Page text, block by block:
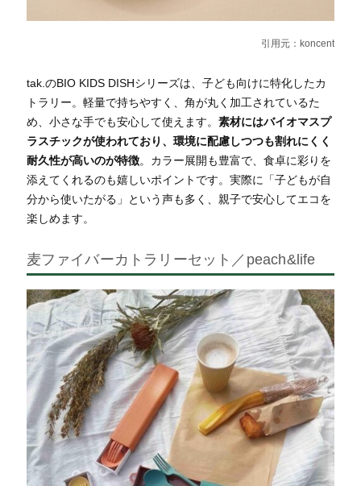
引用元： koncent
tak.のBIO KIDS DISHシリーズは、子ども向けに特化したカ
トラリー。軽量で持ちやすく、角が丸く加工されているた
め、小さな手でも安心して使えます。 素材にはバイオマスプ
ラスチックが使われており、環境に配慮しつつも割れにくく
耐久性が高いのが特徴。カラー展開も豊富で、食卓に彩りを
添えてくれるのも嬉しいポイントです。実際に「子どもが自
分から使いたがる」という声も多く、親子で安心してエコを
楽しめます。
麦ファイバーカトラリーセット／peach&life